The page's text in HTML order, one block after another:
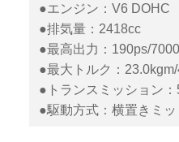
●エンジン：V6 DOHC
●排気量：2418cc
●最高出力：190ps/
●最大トルク：
●トランスミッション
●駆動方式：横置きミ